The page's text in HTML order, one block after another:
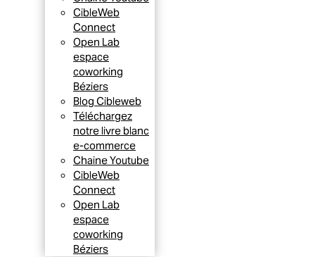
CibleWeb
Connect
Open Lab
espace
coworking
Béziers
Blog Cibleweb
Téléchargez
notre livre blanc
e-commerce
Chaine Youtube
CibleWeb
Connect
Open Lab
espace
coworking
Béziers